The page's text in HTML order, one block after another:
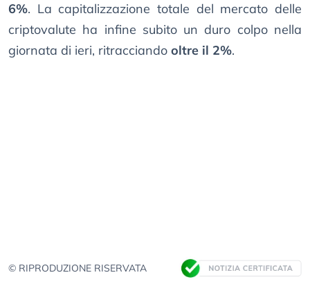
6%. La capitalizzazione totale del mercato delle
criptovalute ha infine subito un duro colpo nella
giornata di ieri, ritracciando oltre il 2%.
© RIPRODUZIONE RISERVATA